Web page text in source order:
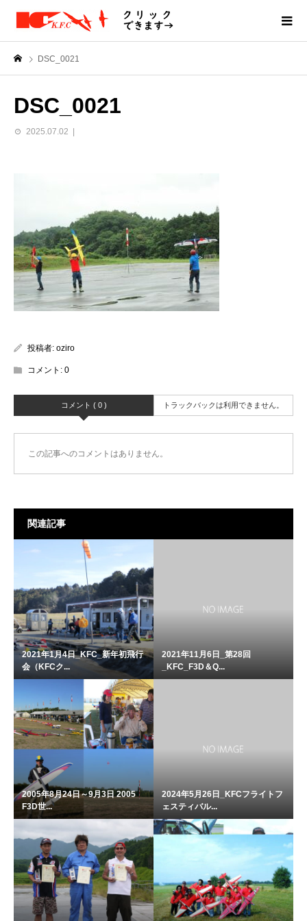
DSC_0021
DSC_0021
2025.07.02
投稿者: oziro
コメント: 0
コメント ( 0 ) トラックバックは利用できません。
この記事へのコメントはありません。
関連記事
2021年1月4日_KFC_新年初飛行
会（KFCク...
2021年11月6日_第28回
_KFC_F3D＆Q...
2005年8月24日～9月3日 2005
F3D世...
2024年5月26日_KFCフライトフ
ェスティバル...